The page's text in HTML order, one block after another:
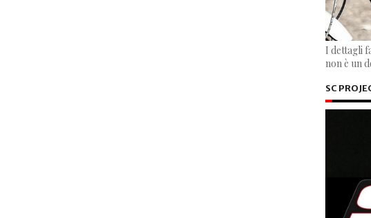
I dettagli
non è un
SC